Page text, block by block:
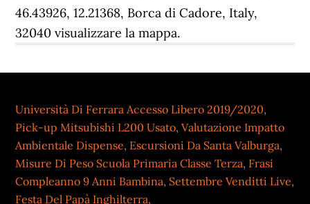
Università Di Ferrara Accesso Libero 2019/2020,
Pick-up Mitsubishi L200 Usato,Valutazione Impatto
Ambientale Dispense, Escursioni Da Santa Valburga,
Misure Di Peso Scuola Primaria Classe Terza, Frasi
Compleanno 9 Anni Bambina, Settembre Venditti Live,
Festa Del Papà Inghilterra,